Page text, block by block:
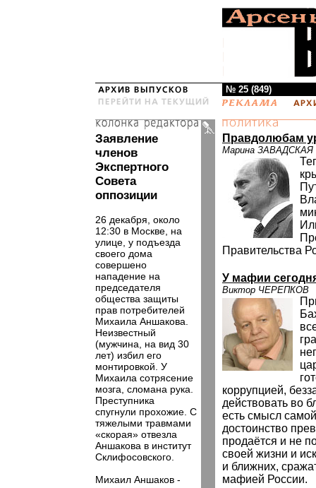
№ 25 (849)
Заявление
членов
Экспертного
Совета
оппозиции
26 декабря, около
12:30 в Москве, на
улице, у подъезда
своего дома
совершено
нападение на
председателя
общества защиты
прав потребителей
Михаила Аншакова.
Неизвестный
(мужчина, на вид 30
лет) избил его
монтировкой. У
Михаила сотрясение
мозга, сломана рука.
Преступника
спугнули прохожие. С
тяжелыми травмами
«скорая» отвезла
Аншакова в институт
Склифосовского.
Михаил Аншаков -
Правдолюбам
Марина ЗАВАДСКАЯ
Правительства
У мафии
Виктор ЧЕРЕПКОВ
коррупцией,
действовать во
есть смысл
достоинство
продаётся и не
своей жизни и
и ближних,
мафией России.